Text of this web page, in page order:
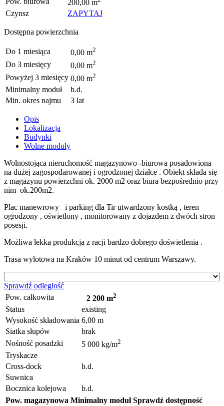
200,00 m
Czynsz ZAPYTAJ
Dostępna powierzchnia
Do 1 miesiąca 0,00 m2
Do 3 miesięcy 0,00 m2
Powyżej 3 miesięcy 0,00 m2
Minimalny moduł
b.d.
Min. okres najmu
3 lat
Opis
Lokalizacja
Budynki
Wolne moduły
Wolnostojąca nieruchomość magazynowo -biurowa posadowiona
na dużej zagospodarowanej i ogrodzonej działce . Obiekt składa się
z magazynu powierzchni ok. 2000 m2 oraz biura bezpośrednio przy
nim ok.200m2.
Plac manewrowy i parking dla Tir utwardzony kostką , teren
ogrodzony , oświetlony , monitorowany z dojazdem z dwóch stron
posesji.
Możliwa lekka produkcja z racji bardzo dobrego doświetlenia .
Trasa wylotowa na Kraków 10 minut od centrum Warszawy.
Sprawdź odleglość
Pow. całkowita
2 200 m2
Status
existing
Wysokość składowania 6,00 m
Siatka słupów
brak
Nośność posadzki
5 000 kg/m2
Tryskacze
Cross-dock
b.d.
Suwnica
Bocznica kolejowa
b.d.
Pow. magazynowa Minimalny moduł Sprawdź dostępność